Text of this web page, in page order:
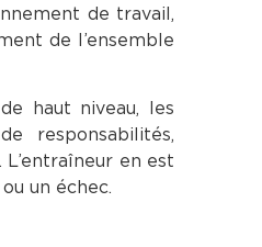
de travail,
de l’ensemble
haut niveau, les
responsabilités,
en est
un échec.